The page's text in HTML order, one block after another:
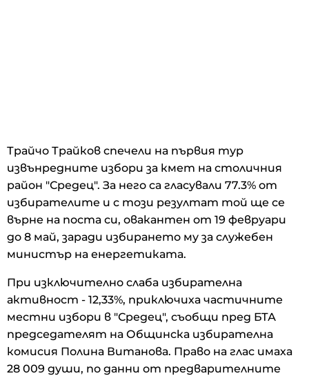
Трайчо Трайков спечели на първия тур
извънредните избори за кмет на столичния
район "Средец". За него са гласували 77.3% от
избирателите и с този резултат той ще се
върне на поста си, овакантен от 19 февруари
до 8 май, заради избирането му за служебен
министър на енергетиката.
При изключително слаба избирателна
активност - 12,33%, приключиха частичните
местни избори в "Средец", съобщи пред БТА
председателят на Общинска избирателна
комисия Полина Витанова. Право на глас имаха
28 009 души, по данни от предварителните